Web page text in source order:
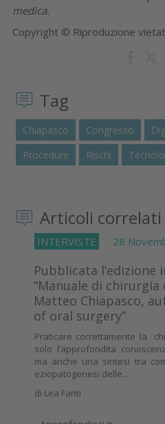
medica.
Copyright © Riproduzione
Tag
Chiapasco Congresso
Procedure
Rischi
Articoli correlati
INTERVISTE 28
Pubblicata l’edizione
“Manuale di chirurgia
Matteo Chiapasco,
of oral surgery”
Praticare correttamente la
solo l’approfondita
ma anche una sintesi tra
eziopatogenesi delle...
di Lea Fanti